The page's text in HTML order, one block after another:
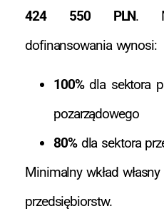
424 550 PLN.
dofinansowania wynosi:
100%dla sektora
pozarządowego
80%dla sektora
Minimalny wkład
przedsiębiorstw.